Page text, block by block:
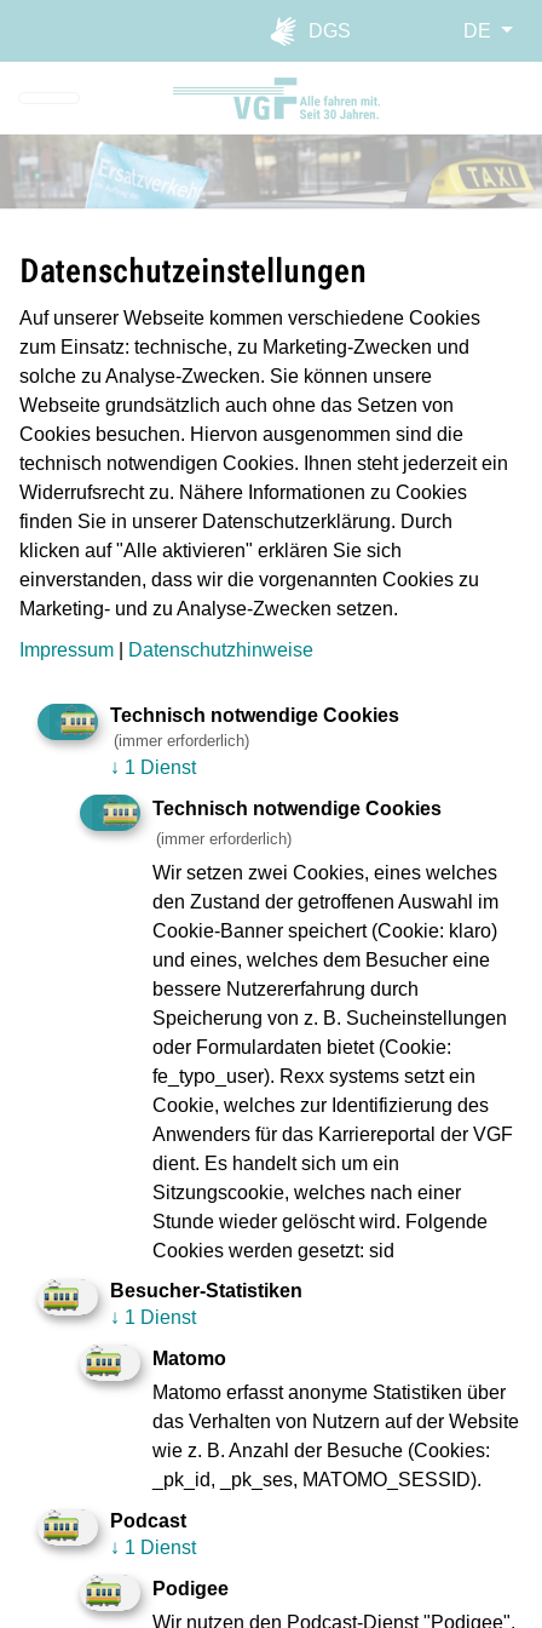
Direkt zur Hauptnavigation
Direkt zum Inhalt springen
Webseiten-Barriere melden
DGS
DE
Schienenersatzverkehr (SEV)
mit Taxis
Können U- und Straßenbahnen ihre Fahrt nicht fortsetzen,
z.B. wegen eines Unfalls, durch Falschparker oder
technische Störungen, organisiert die VGF für ihre
Fahrgäste auf den gestörten Streckenabschnitten die
Weiterfahrt mitTaxis.
Situation informiert und auf den„Ersatzverkehr mit
hingewiesen. An den Haltestellen und Stationen
Fahrgastinformation und, sofern technisch möglich,
erfolgen Ansagen über Lautsprecher. Darüber hinaus gibt
es auf ausgewählten Linien festgelegte Haltestellen, die
von einem SEV mit Taxis bedient werden. Diese
Haltestellen sind mit einem“SEV”-Schildund einem
entsprechenden“SEV”-Aushangversehen.
Die Taxis sind mit Autofahnen
„Ersatzverkehr im Auftrag
ausgestattet. Sie halten an einem sicheren Platz
nahe der jeweiligen Station bzw. Haltestelle (z.B. am
Straßenrand oder an der nächsten Bushaltestelle). Die
Taxis pendeln dabei nur entlang des gestörten
Streckenabschnitts. Weiterführende oder von der Strecke
abweichende Fahrten sind nicht möglich.
Der Taxi-Ersatzverkehr ist für Fahrgäste mit einem gültigen
kostenlos.
In Einzelfällen und bei geplanten Betriebsunterbrechungen
Zu den
Geschäftsberichten
Kontakt
Fundbüro
Datenschutz
Datenschutzeinstellungen
Auf unserer Webseite kommen verschiedene Cookies
zum Einsatz: technische, zu Marketing-Zwecken und
solche zu Analyse-Zwecken. Sie können unsere
Webseite grundsätzlich auch ohne das Setzen von
Cookies besuchen. Hiervon ausgenommen sind die
technisch notwendigen Cookies. Ihnen steht jederzeit ein
Widerrufsrecht zu. Nähere Informationen zu Cookies
finden Sie in unserer Datenschutzerklärung. Durch
klicken auf "Alle aktivieren" erklären Sie sich
einverstanden, dass wir die vorgenannten Cookies zu
Marketing- und zu Analyse-Zwecken setzen.
Impressum
Datenschutzhinweise
Technisch notwendige Cookies
(immer erforderlich)
↓ 1 Dienst
Technisch notwendige Cookies
(immer erforderlich)
Wir setzen zwei Cookies, eines welches
den Zustand der getroffenen Auswahl im
Cookie-Banner speichert (Cookie: klaro)
und eines, welches dem Besucher eine
bessere Nutzererfahrung durch
Speicherung von z. B. Sucheinstellungen
oder Formulardaten bietet (Cookie:
fe_typo_user). Rexx systems setzt ein
Cookie, welches zur Identifizierung des
Anwenders für das Karriereportal der VGF
dient. Es handelt sich um ein
Sitzungscookie, welches nach einer
Stunde wieder gelöscht wird. Folgende
Cookies werden gesetzt: sid
Besucher-Statistiken
↓ 1 Dienst
Matomo
Matomo erfasst anonyme Statistiken über
das Verhalten von Nutzern auf der Website
wie z. B. Anzahl der Besuche (Cookies:
_pk_id, _pk_ses, MATOMO_SESSID).
Podcast
↓ 1 Dienst
Podigee
Wir nutzen den Podcast-Dienst "Podigee",